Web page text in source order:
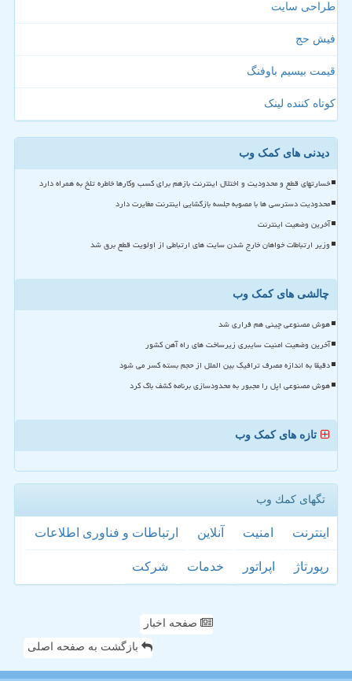
طراحی سایت
فیش حج
قیمت بیسیم باوفنگ
کوتاه کننده لینک
دیدنی های کمک وب
خسارتهای قطع و محدودیت و اختلال اینترنت بازهم برای کسب وکارها خاطره تلخ به همراه دارد
محدودیت دسترسی ها با مصوبه جلسه بازگشایی اینترنت مغایرت دارد
آخرین وضعیت اینترنت
وزیر ارتباطات خواهان خارج شدن سایت های ارتباطی از اولویت قطع برق شد
چالشی های کمک وب
هوش مصنوعی چینی هم فراری شد
آخرین وضعیت امنیت سایبری زیرساخت های راه آهن کشور
دقیقا به اندازه مصرف ترافیک بین الملل از حجم بسته کسر می شود
هوش مصنوعی اپل را مجبور به محدودسازی برنامه کشف باگ کرد
تازه های کمک وب
تگهای كمك وب
اینترنت امنیت آنلاین ارتباطات و فناوری اطلاعات
رپورتاژ اپراتور خدمات شركت
صفحه اخبار
بازگشت به صفحه اصلی